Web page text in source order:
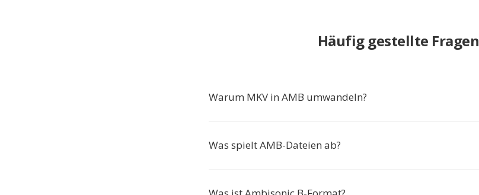
Häufig gestellte Fragen
Warum MKV in AMB umwandeln?
Was spielt AMB-Dateien ab?